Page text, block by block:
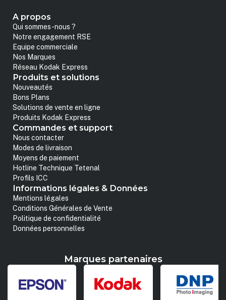
A propos
Qui sommes-nous ?
Notre engagement RSE
Equipe commerciale
Nos Marques
Réseau Kodak Express
Produits et solutions
Nouveautés
Bons Plans
Solutions de vente en ligne
Produits Kodak Express
Commandes et support
Nous contacter
Modes de livraison
Moyens de paiement
Hotline Technique Tetenal
Profils ICC
Informations légales & Données
Mentions légales
Conditions Générales de Vente
Politique de confidentialité
Données personnelles
Marques partenaires